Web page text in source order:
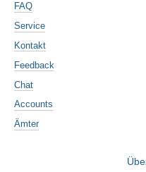
FAQ
Service
Kontakt
Feedback
Chat
Accounts
Ämter